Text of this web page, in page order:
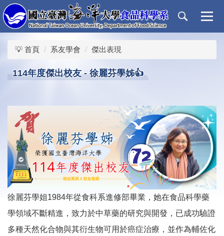
跳
到
主
要
💡 首頁 系友學會 傑出表現
114年度傑出校友 - 徐麗芬學姊👍
徐麗芬學姐1984年從食科系進修部畢業，她在食品科學藥
學領域不斷精進，致力於中草藥的研究與開發，已成功驗證
多種天然化合物與其衍生物可用於癌症治療，並作為輔佐化